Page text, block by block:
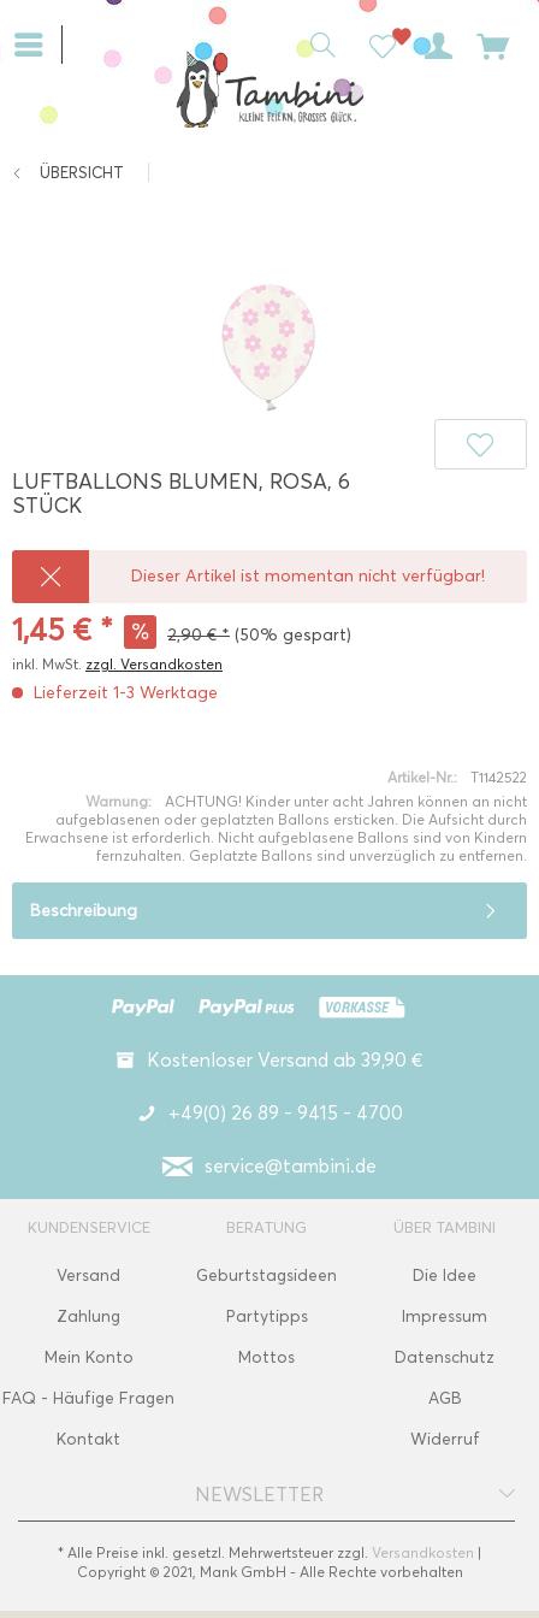
ÜBERSICHT
LUFTBALLONS BLUMEN, ROSA, 6
STÜCK
Dieser Artikel ist momentan nicht verfügbar!
1,45 € * 2,90 € * (50% gespart)
inkl. MwSt. zzgl. Versandkosten
Lieferzeit 1-3 Werktage
Artikel-Nr.:
T1142522
Warnung:
ACHTUNG! Kinder unter acht Jahren können an nicht
aufgeblasenen oder geplatzten Ballons ersticken. Die Aufsicht durch
Erwachsene ist erforderlich. Nicht aufgeblasene Ballons sind von Kindern
fernzuhalten. Geplatzte Ballons sind unverzüglich zu entfernen.
Beschreibung
Kostenloser Versand ab 39,90 €
+49(0) 26 89 - 9415 - 4700
service@tambini.de
KUNDENSERVICE
Versand
Zahlung
Mein Konto
FAQ - Häufige Fragen
Kontakt
BERATUNG
Geburtstagsideen
Partytipps
Mottos
ÜBER TAMBINI
Die Idee
Impressum
Datenschutz
AGB
Widerruf
NEWSLETTER
* Alle Preise inkl. gesetzl. Mehrwertsteuer zzgl. Versandkosten |
Copyright © 2021, Mank GmbH - Alle Rechte vorbehalten